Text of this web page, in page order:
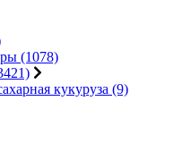
(1078)
кукуруза (9)